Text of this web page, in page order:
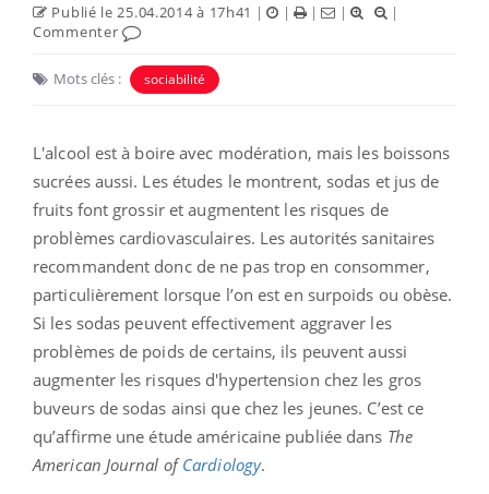
Publié le 25.04.2014 à 17h41 | | | |
|
Commenter
Mots clés : sociabilité
L'alcool est à boire avec modération, mais les boissons
sucrées aussi. Les études le montrent, sodas et jus de
fruits font grossir et augmentent les risques de
problèmes cardiovasculaires. Les autorités sanitaires
recommandent donc de ne pas trop en consommer,
particulièrement lorsque l’on est en surpoids ou obèse.
Si les sodas peuvent effectivement aggraver les
problèmes de poids de certains, ils peuvent aussi
augmenter les risques d'hypertension chez les gros
buveurs de sodas ainsi que chez les jeunes. C’est ce
qu’affirme une étude américaine publiée dans The
American Journal ofCardiology.